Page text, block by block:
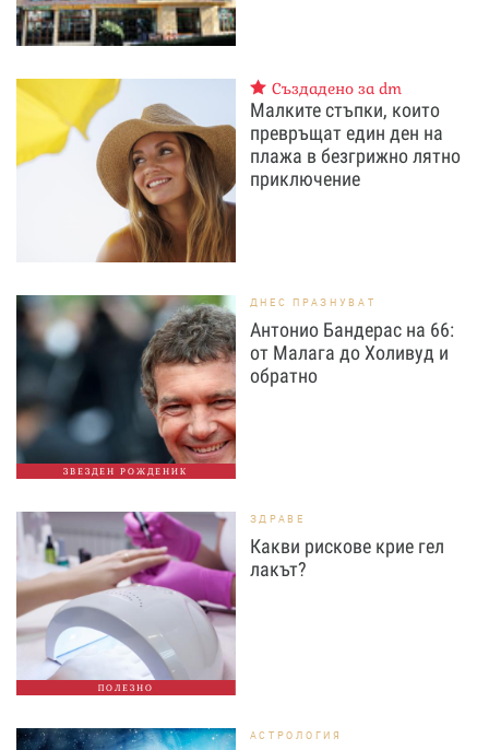
Създадено за dm
Малките стъпки, които
превръщат един ден на
плажа в безгрижно лятно
приключение
ЗВЕЗДЕН РОЖДЕНИК
ДНЕС ПРАЗНУВАТ
Антонио Бандерас на 66:
от Малага до Холивуд и
обратно
ПОЛЕЗНО
ЗДРАВЕ
Какви рискове крие гел
лакът?
АСТРОЛОГИЯ